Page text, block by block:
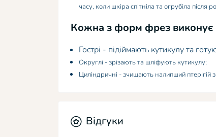
часу, коли шкіра спітніла та огрубіла після
Кожна з форм фрез виконує
Гострі - підіймають кутикулу та
Округлі - зрізають та шліфують кутикулу;
Циліндричні - зчищають налипший птерігій з
Відгуки